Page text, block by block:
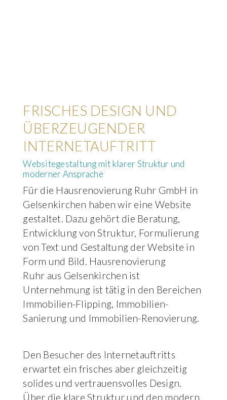
FRISCHES DESIGN UND
ÜBERZEUGENDER
INTERNETAUFTRITT
Websitegestaltung mit klarer Struktur und
moderner Ansprache
Für die Hausrenovierung Ruhr GmbH in
Gelsenkirchen haben wir eine Website
gestaltet. Dazu gehört die Beratung,
Entwicklung von Struktur, Formulierung
von Text und Gestaltung der Website in
Form und Bild. Hausrenovierung
Ruhr aus Gelsenkirchen ist
Unternehmung ist tätig in den Bereichen
Immobilien-Flipping, Immobilien-
Sanierung und Immobilien-Renovierung.
Den Besucher des Internetauftritts
erwartet ein frisches aber gleichzeitig
solides und vertrauensvolles Design.
Über die klare Struktur und den modern